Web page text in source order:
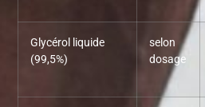
Glycérol liquide
(99,5%)
selon
dosage